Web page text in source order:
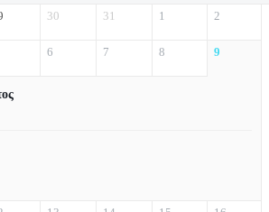
30 31 1 2
6 7 8 9